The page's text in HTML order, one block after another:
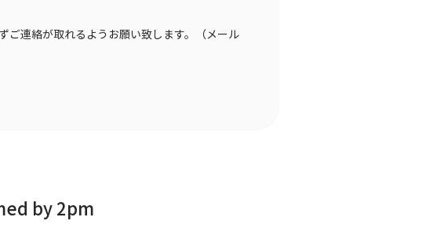
ご連絡が取れるようお願い致します。（メール
by 2pm